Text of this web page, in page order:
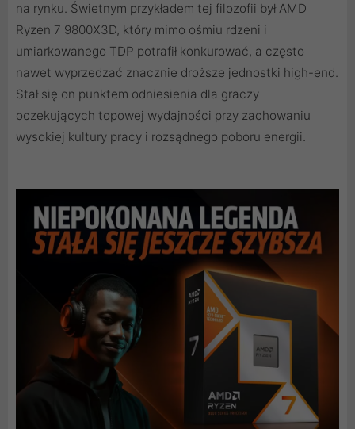
na rynku. Świetnym przykładem tej filozofii był AMD
Ryzen 7 9800X3D, który mimo ośmiu rdzeni i
umiarkowanego TDP potrafił konkurować, a często
nawet wyprzedzać znacznie droższe jednostki high-end.
Stał się on punktem odniesienia dla graczy
oczekujących topowej wydajności przy zachowaniu
wysokiej kultury pracy i rozsądnego poboru energii.